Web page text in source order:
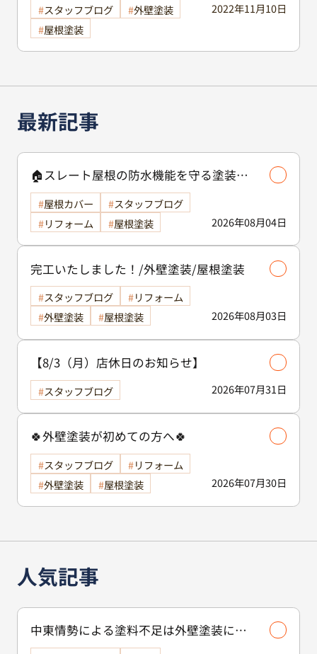
最新記事
🏠スレート屋根の防水機能を守る塗装の
役割🏠/屋根塗装
2026年08月04日
屋根カバー
スタッフブログ
リフォーム
屋根塗装
完工いたしました！/外壁塗装/屋根塗装
2026年08月03日
スタッフブログ
リフォーム
外壁塗装
屋根塗装
【8/3（月）店休日のお知らせ】
2026年07月31日
スタッフブログ
🍀外壁塗装が初めての方へ🍀
2026年07月30日
スタッフブログ
リフォーム
外壁塗装
屋根塗装
人気記事
中東情勢による塗料不足は外壁塗装に影
響する？古河市で工事を検討中の方へ
2022年11月10日
スタッフブログ
外壁塗装
屋根塗装